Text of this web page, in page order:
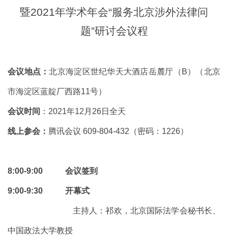
暨2021年学术年会“服务北京涉外法律问
题”研讨会议程
会议地点：北京海淀区世纪华天大酒店岳麓厅（B）（北京
市海淀区蓝靛厂西路11号）
会议时间 ：2021年12月26日全天
线上参会： 腾讯会议 609-804-432（密码：1226）
8:00-9:00 会议签到
9:00-9:30 开幕式
主持人：祁欢，北京国际法学会秘书长、
中国政法大学教授